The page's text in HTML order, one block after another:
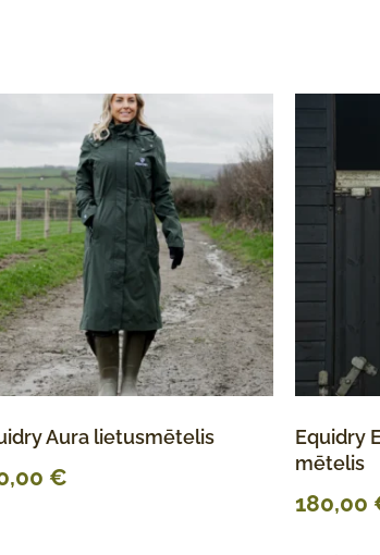
Aura lietusmētelis
€
Equidry
mētelis
180,00